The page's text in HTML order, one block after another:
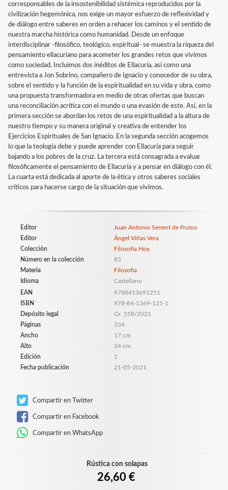
corresponsables de la insostenibilidad sistémica reproducidos por la
civilización hegemónica, nos exige un mayor esfuerzo de reflexividad y
de diálogo entre saberes en orden a rehacer los caminos y el sentido de
nuestra marcha histórica como humanidad. Desde un enfoque
interdisciplinar -filosófico, teológico, espiritual- se muestra la riqueza del
pensamiento ellacuriano para acometer los grandes retos que vivimos
como sociedad. Incluimos dos inéditos de Ellacuría, así como una
entrevista a Jon Sobrino, compañero de Ignacio y conocedor de su obra,
sobre el sentido y la función de la espiritualidad en su vida y obra, como
una propuesta transformadora en medio de otras ofertas que buscan
una reconciliación acrítica con el mundo o una evasión de este. Así, en la
primera sección se abordan los retos de una espiritualidad a la altura de
nuestro tiempo y su manera original y creativa de entender los
Ejercicios Espirituales de San Ignacio. En la segunda sección acogemos
lo que la teología debe y puede aprender con Ellacuría para seguir
bajando a los pobres de la cruz. La tercera está consagrada a evaluar
filosóficamente el pensamiento de Ellacuría y a pensar en diálogo con él.
La cuarta está dedicada al aporte de la ética y otros saberes sociales
críticos para hacerse cargo de la situación que vivimos.
Editor
Juan Antonio Senent de Frutos
Editor
Ángel Viñas Vera
Colección
Filosofía Hoy
Número en la colección
83
Materia
Filosofía
Idioma
Castellano
EAN
9788413691251
ISBN
978-84-1369-125-1
Depósito legal
Gr. 558/2021
Páginas
334
Ancho
17 cm
Alto
24 cm
Edición
1
Fecha publicación
21-05-2021
Compartir en Twitter
Compartir en Facebook
Compartir en WhatsApp
Rústica con solapas
26,60 €